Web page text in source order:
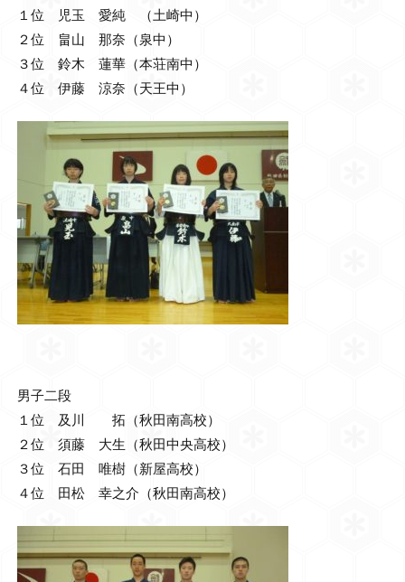
１位 児玉 愛純 （土崎中）
２位 畠山 那奈（泉中）
３位 鈴木 蓮華（本荘南中）
４位 伊藤 涼奈（天王中）
男子二段
１位 及川 拓（秋田南高校）
２位 須藤 大生（秋田中央高校）
３位 石田 唯樹（新屋高校）
４位 田松 幸之介（秋田南高校）